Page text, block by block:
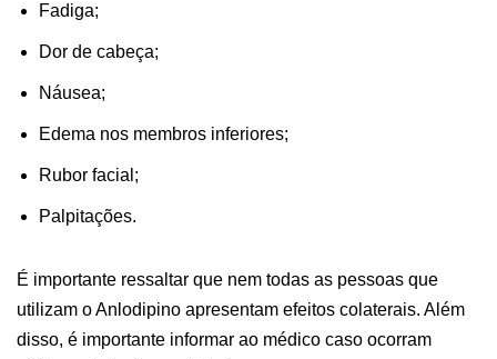
Fadiga;
Dor de cabeça;
Náusea;
Edema nos membros inferiores;
Rubor facial;
Palpitações.
É importante ressaltar que nem todas as pessoas que
utilizam o Anlodipino apresentam efeitos colaterais. Além
disso, é importante informar ao médico caso ocorram